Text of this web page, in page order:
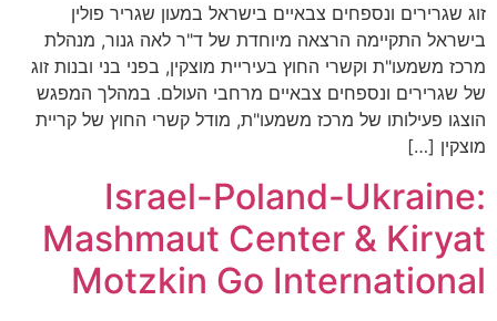
שגרירים ונספחים צבאיים בישראל במעון שגריר פולין
התקיימה הרצאה מיוחדת של ד"ר לאה גנור, מנהלת
משמעו"ת וקשרי החוץ בעיריית מוצקין, בפני בני ובנות זוג
שגרירים ונספחים צבאיים מרחבי העולם. במהלך המפגש
פעילותו של מרכז משמעו"ת, מודל קשרי החוץ של קריית
[…]
Israel-Poland-
Mashmaut Center &
Motzkin Go